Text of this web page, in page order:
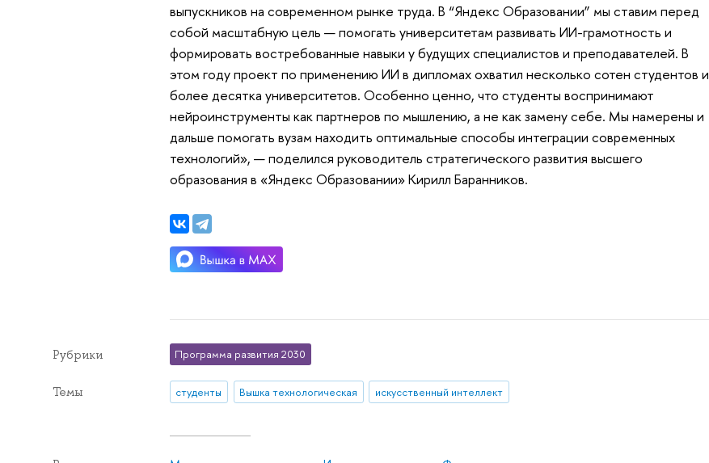
выпускников на современном рынке труда. В “Яндекс Образовании” мы ставим перед
собой масштабную цель — помогать университетам развивать ИИ-грамотность и
формировать востребованные навыки у будущих специалистов и преподавателей. В
этом году проект по применению ИИ в дипломах охватил несколько сотен студентов и
более десятка университетов. Особенно ценно, что студенты воспринимают
нейроинструменты как партнеров по мышлению, а не как замену себе. Мы намерены и
дальше помогать вузам находить оптимальные способы интеграции современных
технологий», — поделился руководитель стратегического развития высшего
образования в «Яндекс Образовании» Кирилл Баранников.
Рубрики Программа развития 2030
Темы студенты Вышка технологическая искусственный интеллект